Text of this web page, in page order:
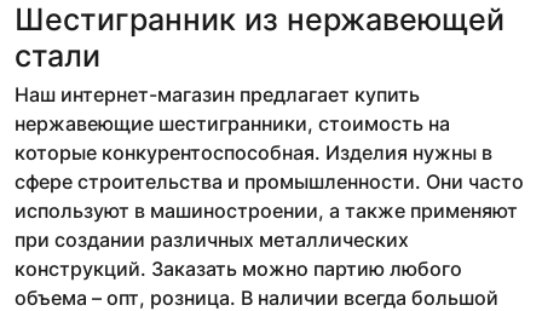
Шестигранник из нержавеющей
стали
Наш интернет-магазин предлагает купить
нержавеющие шестигранники, стоимость на
которые конкурентоспособная. Изделия нужны в
сфере строительства и промышленности. Они часто
используют в машиностроении, а также применяют
при создании различных металлических
конструкций. Заказать можно партию любого
объема – опт, розница. В наличии всегда большой